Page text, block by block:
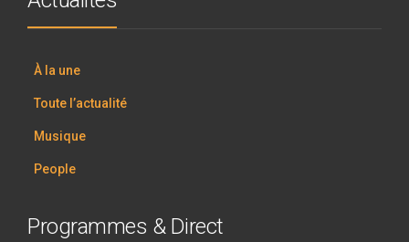
À la une
Toute l’actualité
Musique
People
Programmes & Direct